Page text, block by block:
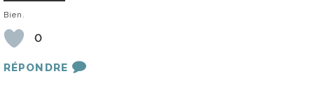
Bien.
0
RÉPONDRE